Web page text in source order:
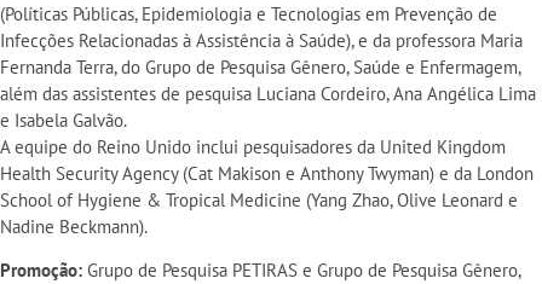
(Políticas Públicas, Epidemiologia e Tecnologias em Prevenção de
Infecções Relacionadas à Assistência à Saúde), e da professora Maria
Fernanda Terra, do Grupo de Pesquisa Gênero, Saúde e Enfermagem,
além das assistentes de pesquisa Luciana Cordeiro, Ana Angélica Lima
e Isabela Galvão.
A equipe do Reino Unido inclui pesquisadores da United Kingdom
Health Security Agency (Cat Makison e Anthony Twyman) e da London
School of Hygiene & Tropical Medicine (Yang Zhao, Olive Leonard e
Nadine Beckmann).
Promoção: Grupo de Pesquisa PETIRAS e Grupo de Pesquisa Gênero,